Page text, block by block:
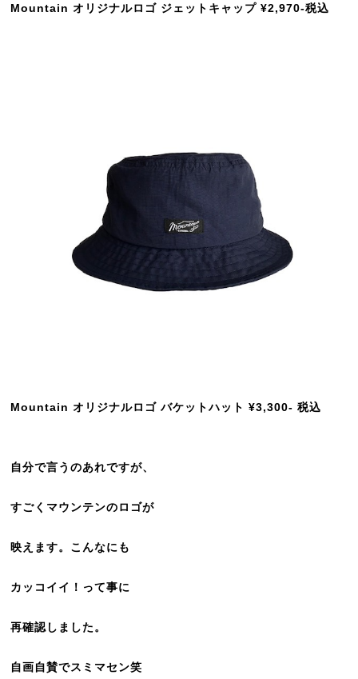
Mountain オリジナルロゴ ジェットキャップ ¥2,970-税込
Mountain オリジナルロゴ バケットハット ¥3,300- 税込
自分で言うのあれですが、
すごくマウンテンのロゴが
映えます。こんなにも
カッコイイ！って事に
再確認しました。
自画自賛でスミマセン笑